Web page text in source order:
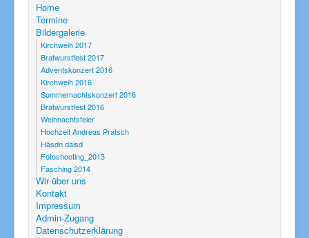
Home
Termine
Bildergalerie
Kirchweih 2017
Bratwurstfest 2017
Adventskonzert 2016
Kirchweih 2016
Sommernachtskonzert 2016
Bratwurstfest 2016
Weihnachtsfeier
Hochzeit Andreas Pratsch
Häsdn däisd
Fotoshooting_2013
Fasching 2014
Wir über uns
Kontakt
Impressum
Admin-Zugang
Datenschutzerklärung